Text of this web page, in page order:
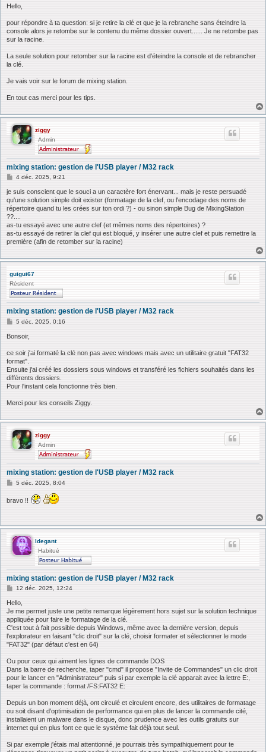
s
g
e
Hello,
pour répondre à ta question: si je retire la clé et que je la rebranche sans éteindre la
console alors je retombe sur le contenu du même dossier ouvert...... Je ne retombe pas
sur la racine.
La seule solution pour retomber sur la racine est d'éteindre la console et de rebrancher
la clé.
Je vais voir sur le forum de mixing station.
En tout cas merci pour les tips.
ziggy
Admin
mixing station: gestion de l'USB player / M32 rack
M
s
s
g
e
4 déc. 2025, 9:21
je suis conscient que le souci a un caractère fort énervant... mais je reste persuadé
qu'une solution simple doit exister (formatage de la clef, ou l'encodage des noms de
répertoire quand tu les crées sur ton ordi ?) - ou sinon simple Bug de MixingStation
??....
as-tu essayé avec une autre clef (et mêmes noms des répertoires) ?
as-tu essayé de retirer la clef qui est bloqué, y insérer une autre clef et puis remettre la
première (afin de retomber sur la racine)
guigui67
Résident
mixing station: gestion de l'USB player / M32 rack
M
s
g
e
5 déc. 2025, 0:16
Bonsoir,
ce soir j'ai formaté la clé non pas avec windows mais avec un utilitaire gratuit "FAT32
format".
Ensuite j'ai créé les dossiers sous windows et transféré les fichiers souhaités dans les
différents dossiers.
Pour l'instant cela fonctionne très bien.
Merci pour les conseils Ziggy.
ziggy
Admin
mixing station: gestion de l'USB player / M32 rack
M
s
e
5 déc. 2025, 8:04
bravo !!
ldegant
Habitué
mixing station: gestion de l'USB player / M32 rack
M
s
s
g
e
12 déc. 2025, 12:24
Hello,
Je me permet juste une petite remarque légèrement hors sujet sur la solution technique
appliquée pour faire le formatage de la clé.
C'est tout à fait possible depuis Windows, même avec la dernière version, depuis
l'explorateur en faisant "clic droit" sur la clé, choisir formater et sélectionner le mode
"FAT32" (par défaut c'est en 64)
Ou pour ceux qui aiment les lignes de commande DOS
Dans la barre de recherche, taper "cmd" il propose "Invite de Commandes" un clic droit
pour le lancer en "Administrateur" puis si par exemple la clé apparait avec la lettre E:,
taper la commande : format /FS:FAT32 E:
Depuis un bon moment déjà, ont circulé et circulent encore, des utilitaires de formatage
ou soit disant d'optimisation de performance qui en plus de lancer la commande cité,
installaient un malware dans le disque, donc prudence avec les outils gratuits sur
internet qui en plus font ce que le système fait déjà tout seul.
Si par exemple j'étais mal attentionné, je pourrais très sympathiquement pour te